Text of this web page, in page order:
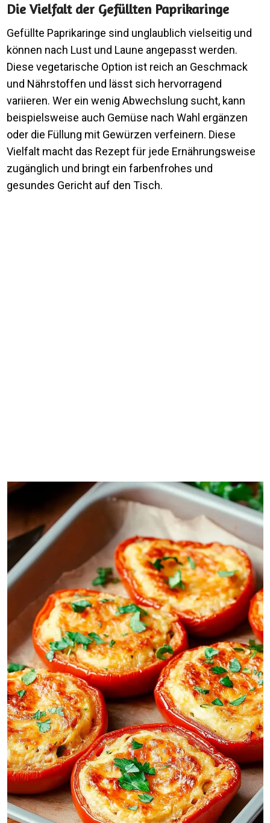
Die Vielfalt der Gefüllten Paprikaringe
Gefüllte Paprikaringe sind unglaublich vielseitig und
können nach Lust und Laune angepasst werden.
Diese vegetarische Option ist reich an Geschmack
und Nährstoffen und lässt sich hervorragend
variieren. Wer ein wenig Abwechslung sucht, kann
beispielsweise auch Gemüse nach Wahl ergänzen
oder die Füllung mit Gewürzen verfeinern. Diese
Vielfalt macht das Rezept für jede Ernährungsweise
zugänglich und bringt ein farbenfrohes und
gesundes Gericht auf den Tisch.